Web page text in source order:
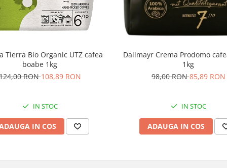
ambalaj
Tierra Bio Organic UTZ cafea
boabe 1kg
RON108,89 RON
IN STOC
IN COS
Dallmayr Crema Prodomo
1kg
98,00 RON85,89 RON
IN STOC
ADAUGA IN COS